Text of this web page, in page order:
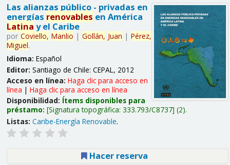
Las alianzas público - privadas en
energías renovables en América
Latina y el Caribe
por Coviello, Manlio | Gollán, Juan | Pérez,
Miguel.
Idioma: Español
Editor: Santiago de Chile: CEPAL, 2012
Acceso en línea: Haga clic para acceso en
línea | Haga clic para acceso en línea
Disponibilidad: Ítems disponibles para
préstamo: Signatura topográfica: 333.793/C8737 (2).
Listas: Caribe-Energía Renovable.
Hacer reserva